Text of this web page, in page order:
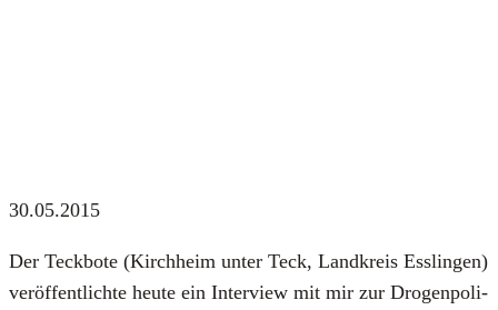
30.05.2015
Der Teck­bo­te (Kirch­heim unter Teck, Land­kreis Ess­lin­gen)
ver­öf­fent­lich­te heu­te ein Inter­view mit mir zur Dro­gen­po­li­